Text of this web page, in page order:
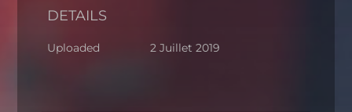
DETAILS
Uploaded 2 Juillet 2019